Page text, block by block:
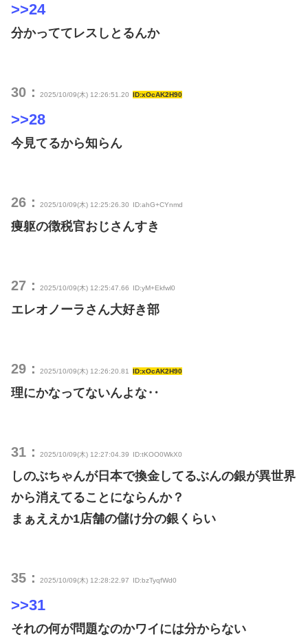
>>24
分かっててレスしとるんか
30： 2025/10/09(木) 12:26:51.20 ID:xOcAK2H90
>>28
今見てるから知らん
26： 2025/10/09(木) 12:25:26.30 ID:ahG+CYnmd
痩躯の徴税官おじさんすき
27： 2025/10/09(木) 12:25:47.66 ID:yM+Ekfwl0
エレオノーラさん大好き部
29： 2025/10/09(木) 12:26:20.81 ID:xOcAK2H90
理にかなってないんよな‥
31： 2025/10/09(木) 12:27:04.39 ID:tKOO0WkX0
しのぶちゃんが日本で換金してるぶんの銀が異世界
から消えてることにならんか？
まぁええか1店舗の儲け分の銀くらい
35： 2025/10/09(木) 12:28:22.97 ID:bzTyqfWd0
>>31
それの何が問題なのかワイには分からない